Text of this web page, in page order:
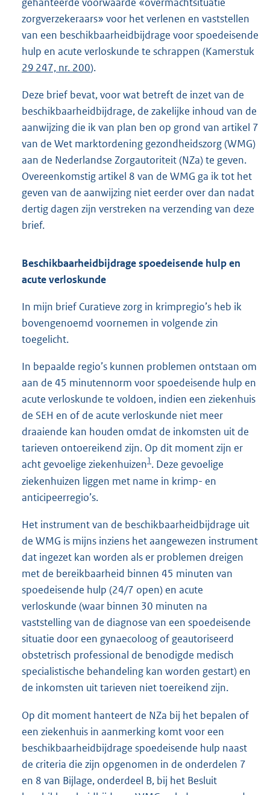
zorgverzekeraars» voor het verlenen en vaststellen
van een beschikbaarheidbijdrage voor spoedeisende
hulp en acute verloskunde te schrappen (Kamerstuk
29 247, nr. 200).
Deze brief bevat, voor wat betreft de inzet van de
beschikbaarheidbijdrage, de zakelijke inhoud van de
aanwijzing die ik van plan ben op grond van artikel 7
van de Wet marktordening gezondheidszorg (WMG)
aan de Nederlandse Zorgautoriteit (NZa) te geven.
Overeenkomstig artikel 8 van de WMG ga ik tot het
geven van de aanwijzing niet eerder over dan nadat
dertig dagen zijn verstreken na verzending van deze
brief.
Beschikbaarheidbijdrage spoedeisende hulp en
acute verloskunde
In mijn brief Curatieve zorg in krimpregio’s heb ik
bovengenoemd voornemen in volgende zin
toegelicht.
In bepaalde regio’s kunnen problemen ontstaan om
aan de 45 minutennorm voor spoedeisende hulp en
acute verloskunde te voldoen, indien een ziekenhuis
de SEH en of de acute verloskunde niet meer
draaiende kan houden omdat de inkomsten uit de
tarieven ontoereikend zijn. Op dit moment zijn er
acht gevoelige ziekenhuizen1. Deze gevoelige
ziekenhuizen liggen met name in krimp- en
anticipeerregio’s.
Het instrument van de beschikbaarheidbijdrage uit
de WMG is mijns inziens het aangewezen instrument
dat ingezet kan worden als er problemen dreigen
met de bereikbaarheid binnen 45 minuten van
spoedeisende hulp (24/7 open) en acute
verloskunde (waar binnen 30 minuten na
vaststelling van de diagnose van een spoedeisende
situatie door een gynaecoloog of geautoriseerd
obstetrisch professional de benodigde medisch
specialistische behandeling kan worden gestart) en
de inkomsten uit tarieven niet toereikend zijn.
Op dit moment hanteert de NZa bij het bepalen of
een ziekenhuis in aanmerking komt voor een
beschikbaarheidbijdrage spoedeisende hulp naast
de criteria die zijn opgenomen in de onderdelen 7
en 8 van Bijlage, onderdeel B, bij het Besluit